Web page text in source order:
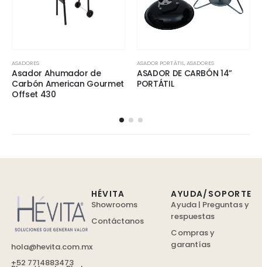
ASADORES
Asador Ahumador de
Carbón American Gourmet
Offset 430
ASADOR PORTÁTIL,ASADORES
ASADOR DE CARBÓN 14”
PORTÁTIL
hola@hevita.com.mx
+52 7714883473
HÉVITA
Showrooms
Contáctanos
AYUDA/SOPORTE
Ayuda | Preguntas y
respuestas
Compras y
garantías